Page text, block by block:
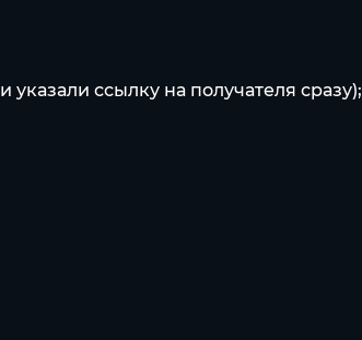
ссылку на получателя сразу);